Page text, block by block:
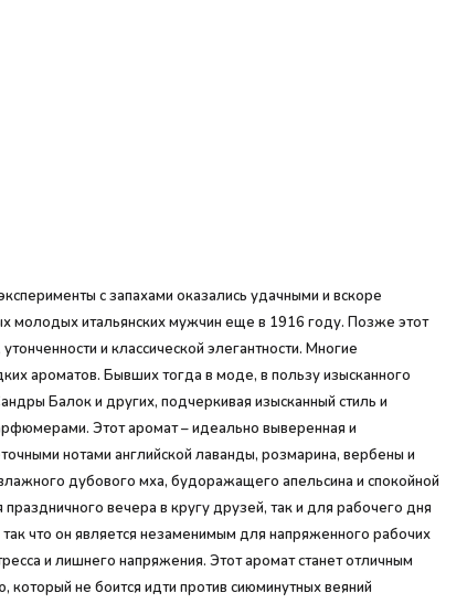
с запахами оказались удачными и вскоре
молодых итальянских мужчин еще в 1916 году. Позже этот
и классической элегантности. Многие
ароматов. Бывших тогда в моде, в пользу изысканного
Балок и других, подчеркивая изысканный стиль и
Этот аромат – идеально выверенная и
нотами английской лаванды, розмарина, вербены и
дубового мха, будоражащего апельсина и спокойной
вечера в кругу друзей, так и для рабочего дня
что он является незаменимым для напряженного рабочих
и лишнего напряжения. Этот аромат станет отличным
не боится идти против сиюминутных веяний